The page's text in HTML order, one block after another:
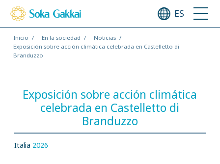
ES
Inicio En la sociedad
Noticias
Exposición sobre acción climática celebrada en Castelletto di
Branduzzo
Exposición sobre acción climática
celebrada en Castelletto di
Branduzzo
Italia 2026